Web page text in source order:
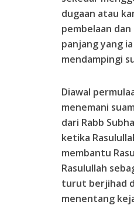
dugaan atau
pembelaan
panjang yang
mendampingi
Diawal
menemani
dari Rabb
ketika
membantu
Rasulullah
turut berjihad
menentang